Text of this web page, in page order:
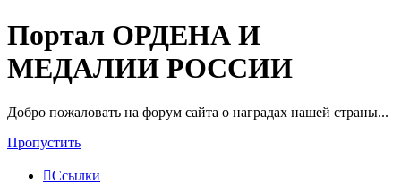
Портал ОРДЕНА И
МЕДАЛИИ РОССИИ
Добро пожаловать на форум сайта о наградах нашей страны...
Пропустить
Ссылки